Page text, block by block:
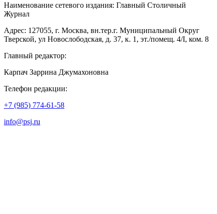
Наименование сетевого издания: Главный Столичный
Журнал
Адрес: 127055, г. Москва, вн.тер.г. Муниципальный Округ
Тверской, ул Новослободская, д. 37, к. 1, эт./помещ. 4/I, ком. 8
Главный редактор:
Карпач Заррина Джумахоновна
Телефон редакции:
+7 (985) 774-61-58
info@psj.ru